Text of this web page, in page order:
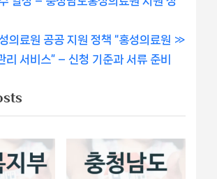
의료원 공공 지원 정책 “홍성의료원
리 서비스” – 신청 기준과 서류 준비